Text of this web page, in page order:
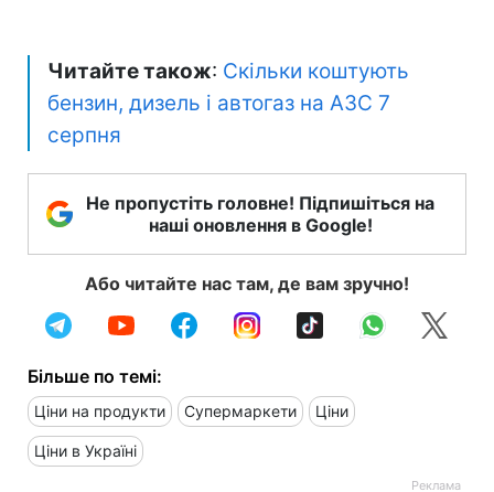
Читайте також: Скільки коштують
бензин, дизель і автогаз на АЗС 7
серпня
Не пропустіть головне! Підпишіться на
наші оновлення в Google!
Або читайте нас там, де вам зручно!
Більше по темі:
Ціни на продукти Супермаркети Ціни
Ціни в Україні